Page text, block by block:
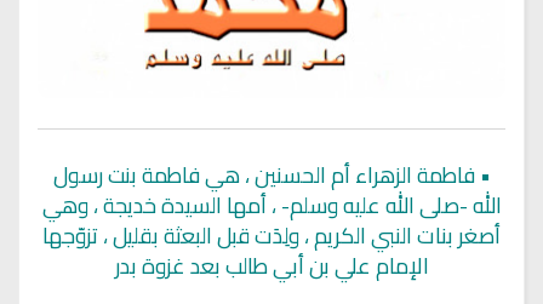
•فاطمة الزهراء أم الحسنين ، هي فاطمة بنت رسول
الله -صلى الله عليه وسلم- ، أمها السيدة خديجة ، وهي
أصغر بنات النبي الكريم ، ولِدَت قبل البعثة بقليل ، تزوّجها
الإمام علي بن أبي طالب بعد غزوة بدر